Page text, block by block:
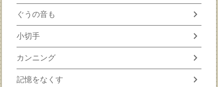
ぐうの音も chevron_right
小切手 chevron_right
カンニング chevron_right
記憶をなくす chevron_right